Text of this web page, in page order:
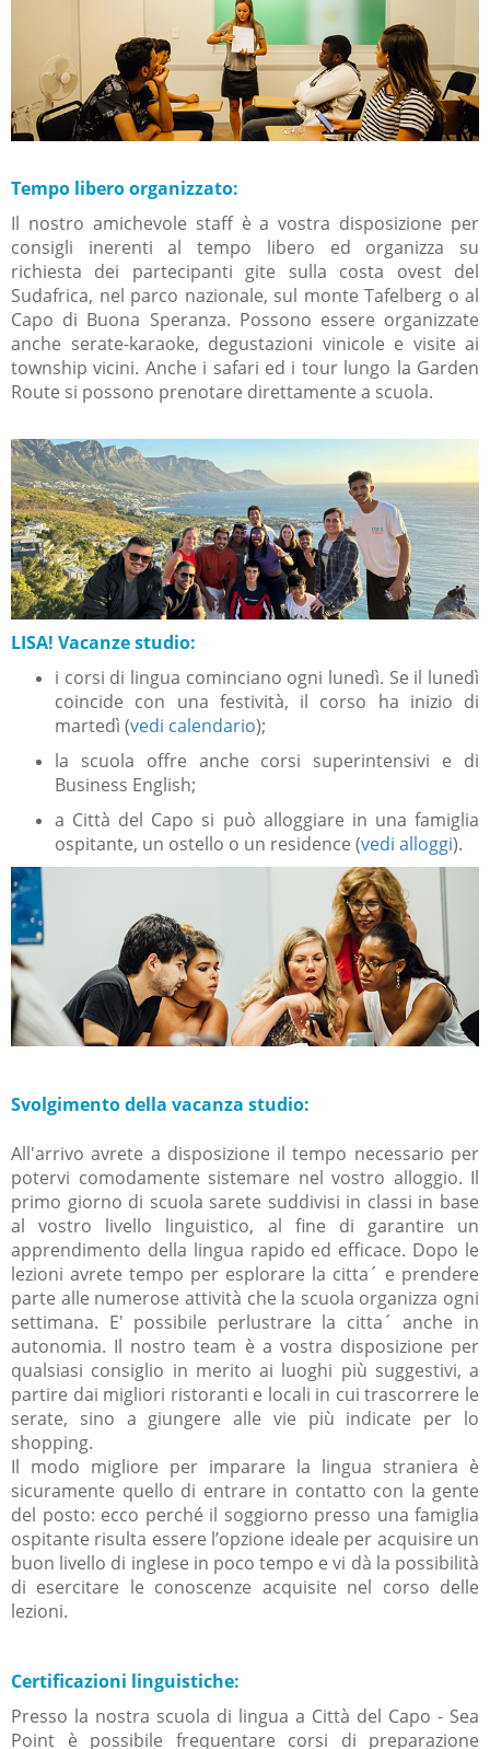
Tempo libero organizzato:
Il nostro amichevole staff è a vostra disposizione per
consigli inerenti al tempo libero ed organizza su
richiesta dei partecipanti gite sulla costa ovest del
Sudafrica, nel parco nazionale, sul monte Tafelberg o al
Capo di Buona Speranza. Possono essere organizzate
anche serate-karaoke, degustazioni vinicole e visite ai
township vicini. Anche i safari ed i tour lungo la Garden
Route si possono prenotare direttamente a scuola.
LISA! Vacanze studio:
i corsi di lingua cominciano ogni lunedì. Se il lunedì
coincide con una festività, il corso ha inizio di
martedì (vedi calendario);
la scuola offre anche corsi superintensivi e di
Business English;
a Città del Capo si può alloggiare in una famiglia
ospitante, un ostello o un residence (vedi alloggi).
Svolgimento della vacanza studio:
All'arrivo avrete a disposizione il tempo necessario per
potervi comodamente sistemare nel vostro alloggio. Il
primo giorno di scuola sarete suddivisi in classi in base
al vostro livello linguistico, al fine di garantire un
apprendimento della lingua rapido ed efficace. Dopo le
lezioni avrete tempo per esplorare la citta´ e prendere
parte alle numerose attività che la scuola organizza ogni
settimana. E' possibile perlustrare la citta´ anche in
autonomia. Il nostro team è a vostra disposizione per
qualsiasi consiglio in merito ai luoghi più suggestivi, a
partire dai migliori ristoranti e locali in cui trascorrere le
serate, sino a giungere alle vie più indicate per lo
shopping.
Il modo migliore per imparare la lingua straniera è
sicuramente quello di entrare in contatto con la gente
del posto: ecco perché il soggiorno presso una famiglia
ospitante risulta essere l’opzione ideale per acquisire un
buon livello di inglese in poco tempo e vi dà la possibilità
di esercitare le conoscenze acquisite nel corso delle
lezioni.
Certificazioni linguistiche:
Presso la nostra scuola di lingua a Città del Capo - Sea
Point è possibile frequentare corsi di preparazione